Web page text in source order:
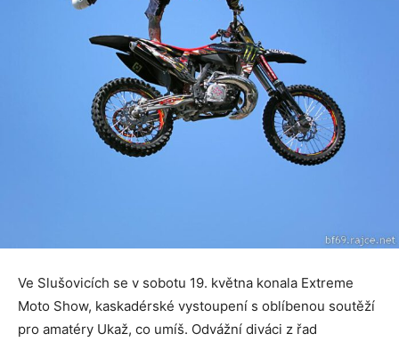
Ve Slušovicích se v sobotu 19. května konala Extreme
Moto Show, kaskadérské vystoupení s oblíbenou soutěží
pro amatéry Ukaž, co umíš. Odvážní diváci z řad